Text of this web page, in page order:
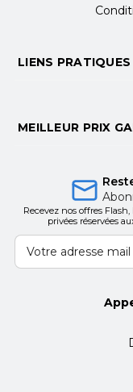
LIENS PRATIQUES
MEILLEUR PRIX
Recevez nos offres
privées réservées